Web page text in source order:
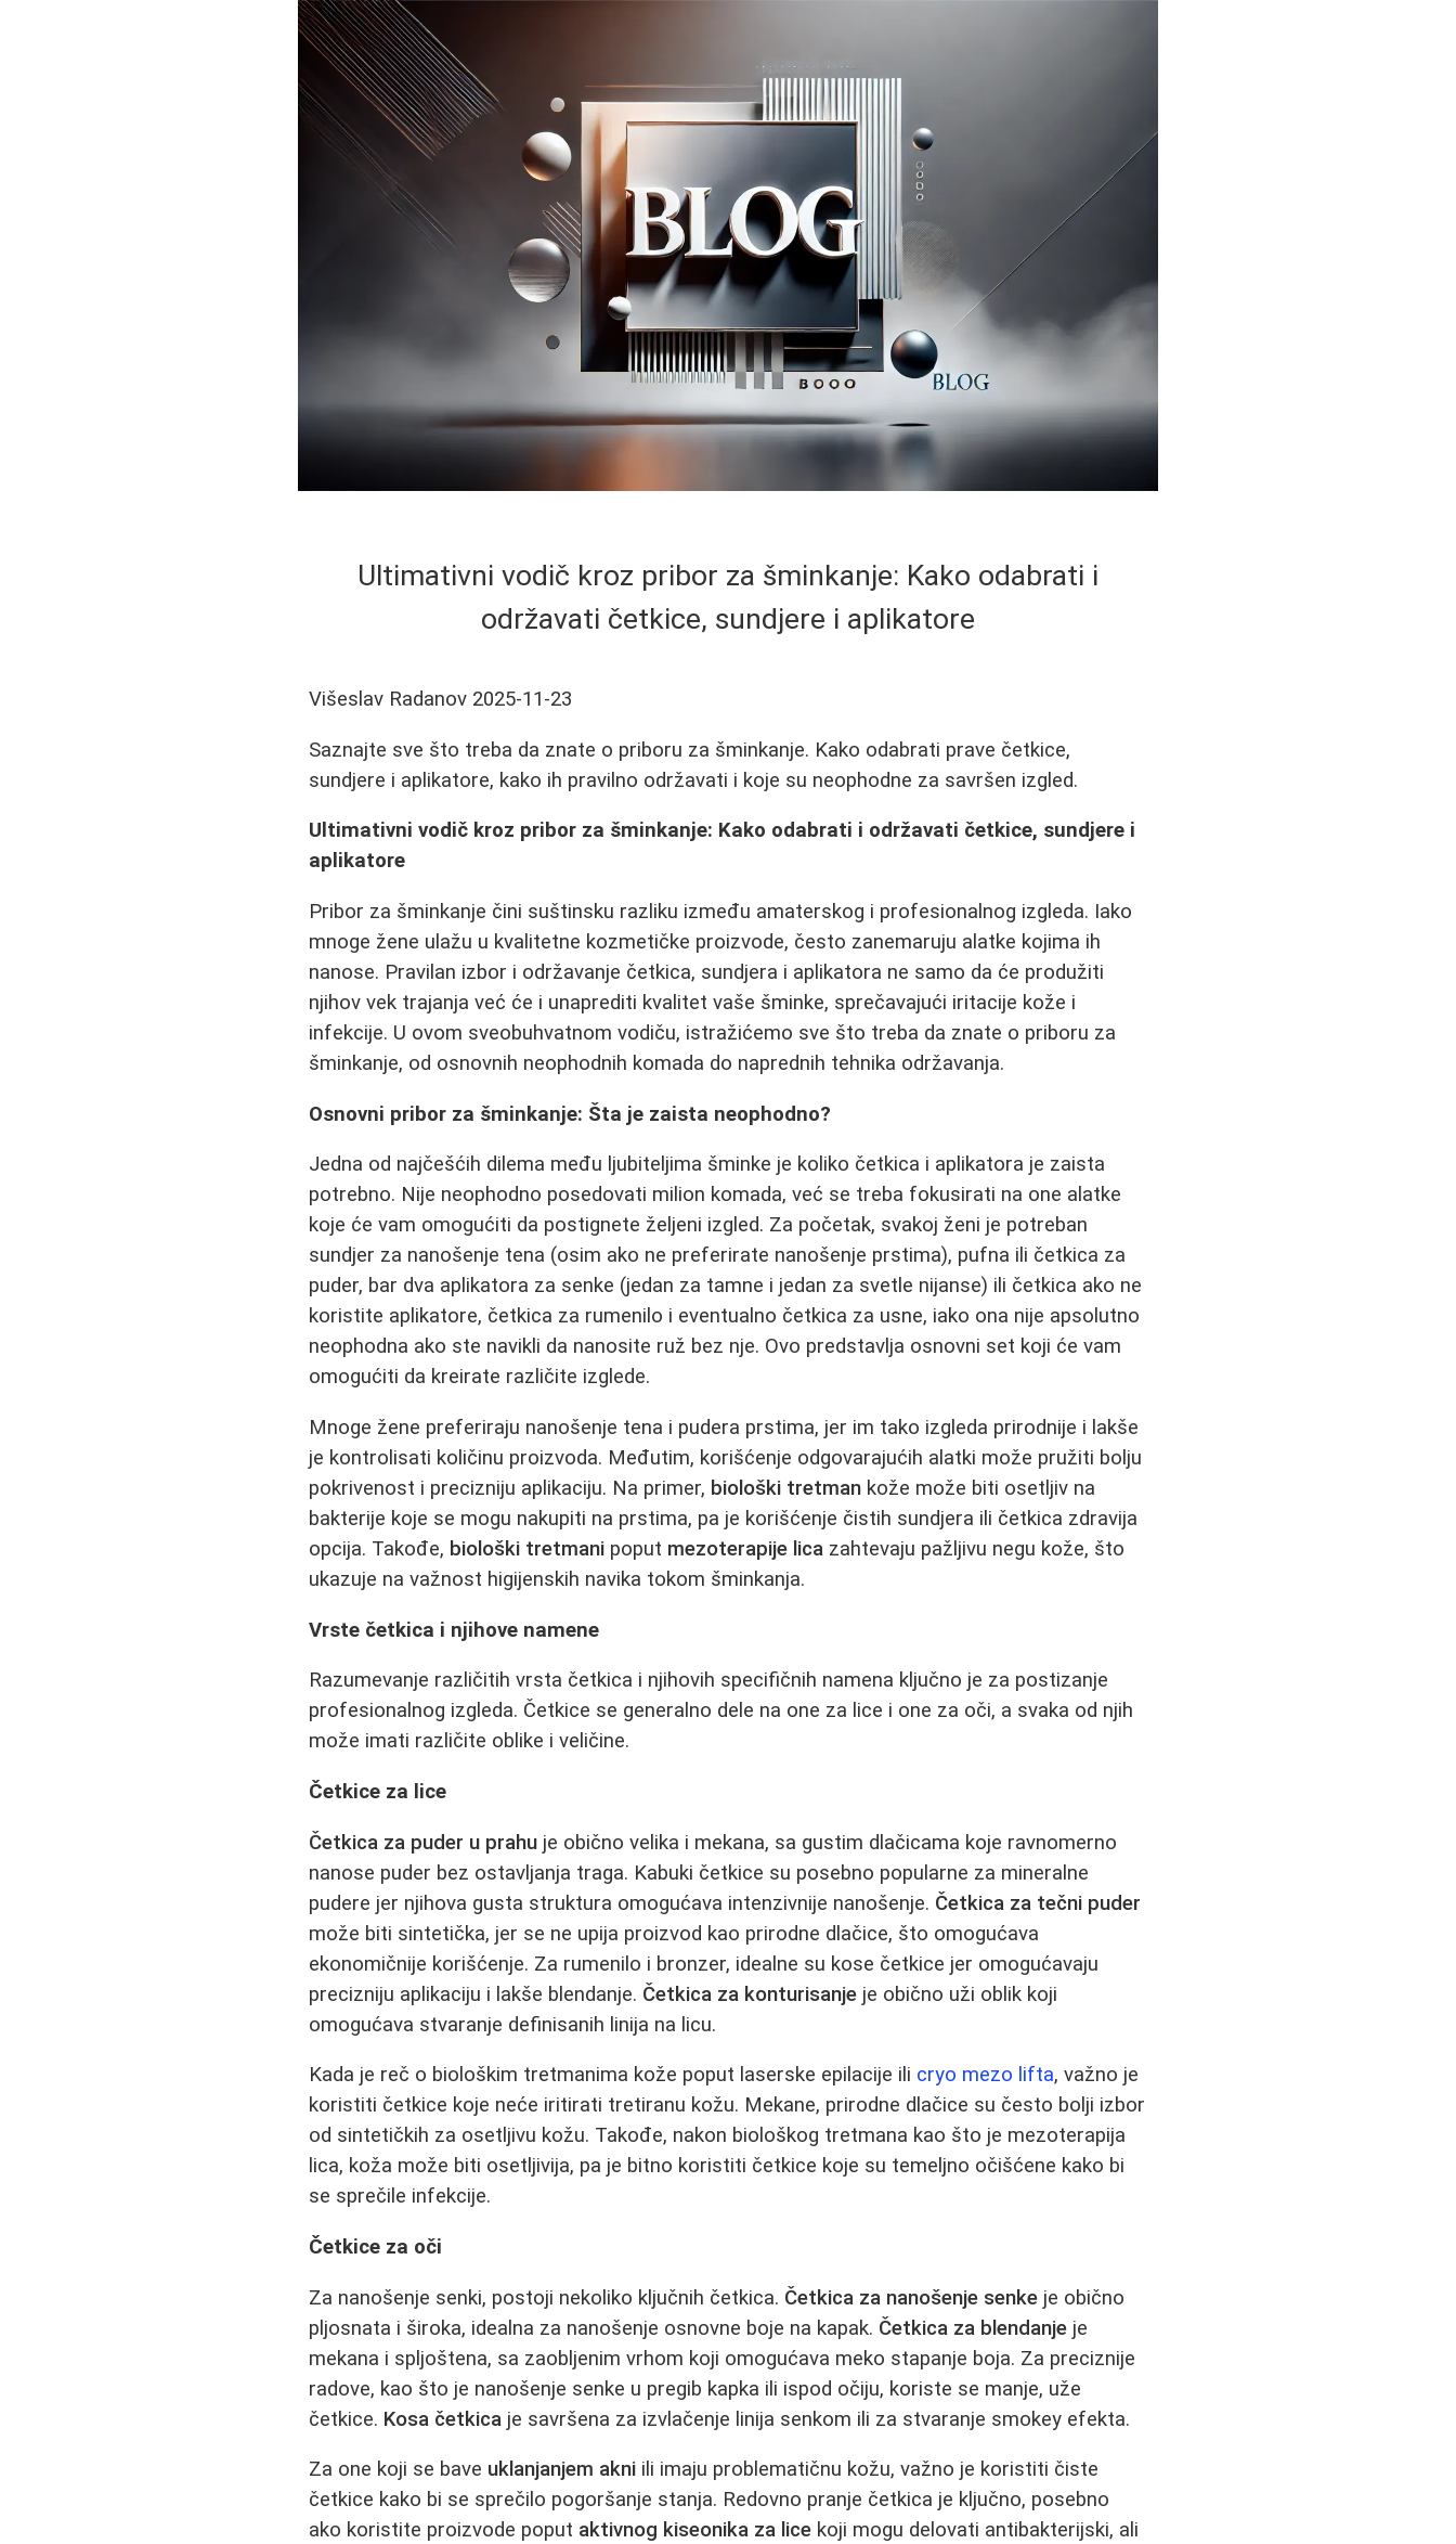
Ultimativni vodič kroz pribor za šminkanje: Kako odabrati i
održavati četkice, sundjere i aplikatore
Višeslav Radanov 2025-11-23
Saznajte sve što treba da znate o priboru za šminkanje. Kako odabrati prave četkice,
sundjere i aplikatore, kako ih pravilno održavati i koje su neophodne za savršen izgled.
Ultimativni vodič kroz pribor za šminkanje: Kako odabrati i održavati četkice, sundjere i
aplikatore
Pribor za šminkanje čini suštinsku razliku između amaterskog i profesionalnog izgleda. Iako
mnoge žene ulažu u kvalitetne kozmetičke proizvode, često zanemaruju alatke kojima ih
nanose. Pravilan izbor i održavanje četkica, sundjera i aplikatora ne samo da će produžiti
njihov vek trajanja već će i unaprediti kvalitet vaše šminke, sprečavajući iritacije kože i
infekcije. U ovom sveobuhvatnom vodiču, istražićemo sve što treba da znate o priboru za
šminkanje, od osnovnih neophodnih komada do naprednih tehnika održavanja.
Osnovni pribor za šminkanje: Šta je zaista neophodno?
Jedna od najčešćih dilema među ljubiteljima šminke je koliko četkica i aplikatora je zaista
potrebno. Nije neophodno posedovati milion komada, već se treba fokusirati na one alatke
koje će vam omogućiti da postignete željeni izgled. Za početak, svakoj ženi je potreban
sundjer za nanošenje tena (osim ako ne preferirate nanošenje prstima), pufna ili četkica za
puder, bar dva aplikatora za senke (jedan za tamne i jedan za svetle nijanse) ili četkica ako ne
koristite aplikatore, četkica za rumenilo i eventualno četkica za usne, iako ona nije apsolutno
neophodna ako ste navikli da nanosite ruž bez nje. Ovo predstavlja osnovni set koji će vam
omogućiti da kreirate različite izglede.
Mnoge žene preferiraju nanošenje tena i pudera prstima, jer im tako izgleda prirodnije i lakše
je kontrolisati količinu proizvoda. Međutim, korišćenje odgovarajućih alatki može pružiti bolju
pokrivenost i precizniju aplikaciju. Na primer, biološki tretman kože može biti osetljiv na
bakterije koje se mogu nakupiti na prstima, pa je korišćenje čistih sundjera ili četkica zdravija
opcija. Takođe, biološki tretmani poput mezoterapije lica zahtevaju pažljivu negu kože, što
ukazuje na važnost higijenskih navika tokom šminkanja.
Vrste četkica i njihove namene
Razumevanje različitih vrsta četkica i njihovih specifičnih namena ključno je za postizanje
profesionalnog izgleda. Četkice se generalno dele na one za lice i one za oči, a svaka od njih
može imati različite oblike i veličine.
Četkice za lice
Četkica za puder u prahu je obično velika i mekana, sa gustim dlačicama koje ravnomerno
nanose puder bez ostavljanja traga. Kabuki četkice su posebno popularne za mineralne
pudere jer njihova gusta struktura omogućava intenzivnije nanošenje. Četkica za tečni puder
može biti sintetička, jer se ne upija proizvod kao prirodne dlačice, što omogućava
ekonomičnije korišćenje. Za rumenilo i bronzer, idealne su kose četkice jer omogućavaju
precizniju aplikaciju i lakše blendanje. Četkica za konturisanje je obično uži oblik koji
omogućava stvaranje definisanih linija na licu.
Kada je reč o biološkim tretmanima kože poput laserske epilacije ili cryo mezo lifta, važno je
koristiti četkice koje neće iritirati tretiranu kožu. Mekane, prirodne dlačice su često bolji izbor
od sintetičkih za osetljivu kožu. Takođe, nakon biološkog tretmana kao što je mezoterapija
lica, koža može biti osetljivija, pa je bitno koristiti četkice koje su temeljno očišćene kako bi
se sprečile infekcije.
Četkice za oči
Za nanošenje senki, postoji nekoliko ključnih četkica. Četkica za nanošenje senke je obično
pljosnata i široka, idealna za nanošenje osnovne boje na kapak. Četkica za blendanje je
mekana i spljoštena, sa zaobljenim vrhom koji omogućava meko stapanje boja. Za preciznije
radove, kao što je nanošenje senke u pregib kapka ili ispod očiju, koriste se manje, uže
četkice. Kosa četkica je savršena za izvlačenje linija senkom ili za stvaranje smokey efekta.
Za one koji se bave uklanjanjem akni ili imaju problematičnu kožu, važno je koristiti čiste
četkice kako bi se sprečilo pogoršanje stanja. Redovno pranje četkica je ključno, posebno
ako koristite proizvode poput aktivnog kiseonika za lice koji mogu delovati antibakterijski, ali